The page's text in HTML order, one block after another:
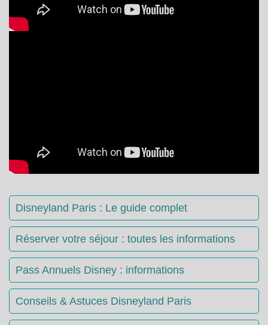
Disneyland Paris : Le guide complet
Réserver votre séjour : toutes les informations
Pass Annuels Disney : informations
Conseils & Astuces Disneyland Paris